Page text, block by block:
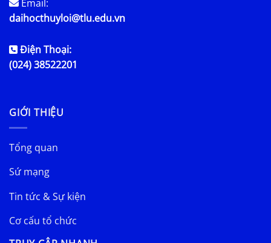
Email:
daihocthuyloi@tlu.edu.vn
Điện Thoại:
(024) 38522201
GIỚI THIỆU
Tổng quan
Sứ mạng
Tin tức & Sự kiện
Cơ cấu tổ chức